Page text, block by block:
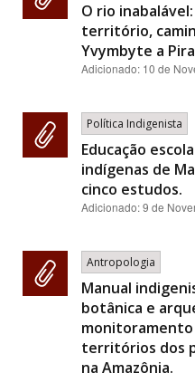
O rio
território,
Yvymbyte a
Adicionado: 10 de
Política Indigenista
Educação
indígenas de
cinco estudos.
Adicionado:9 de
Antropologia
Manual
botânica e
territórios dos
na Amazônia.